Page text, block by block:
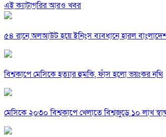
এই ক্যাটাগরির আরও খবর
৫৪ রানে অলআউট হয়ে ইনিংস ব্যবধানে হারল
বিশ্বকাপে মেসিকে হত্যার হুমকি, ফাঁস হলো ভয়ংকর নথি
মেসিকে ২০৩০ বিশ্বকাপে খেলাতে বিশ্বজুড়ে ১০ লাখ